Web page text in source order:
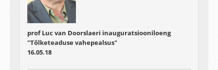
prof Luc van Doorslaeri inauguratsiooniloeng
"Tõlketeaduse vahepealsus"
16.05.18